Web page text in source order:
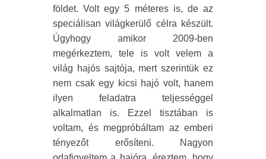
földet. Volt egy 5 méteres is, de az
speciálisan világkerülő célra készült.
Úgyhogy amikor 2009-ben
megérkeztem, tele is volt velem a
világ hajós sajtója, mert szerintük ez
nem csak egy kicsi hajó volt, hanem
ilyen feladatra teljességgel
alkalmatlan is. Ezzel tisztában is
voltam, és megpróbáltam az emberi
tényezőt erősíteni. Nagyon